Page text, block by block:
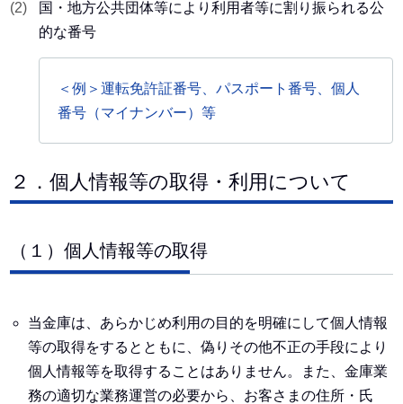
国・地方公共団体等により利用者等に割り振られる公
的な番号
＜例＞運転免許証番号、パスポート番号、個人
番号（マイナンバー）等
２．個人情報等の取得・利用について
（１）個人情報等の取得
当金庫は、あらかじめ利用の目的を明確にして個人情報
等の取得をするとともに、偽りその他不正の手段により
個人情報等を取得することはありません。また、金庫業
務の適切な業務運営の必要から、お客さまの住所・氏